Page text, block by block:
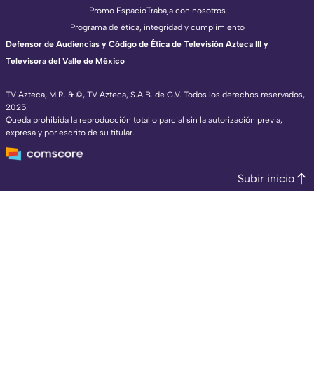
TV Azteca, M.R. & ©, TV Azteca, S.A.B. de C.V. Todos los derechos reservados,
2025.
Queda prohibida la reproducción total o parcial sin la autorización previa,
expresa y por escrito de su titular.
Promo EspacioTrabaja con nosotros
Programa de ética, integridad y cumplimiento
Defensor de Audiencias y Código de Ética de Televisión Azteca III y
Televisora del Valle de México
Subir inicio